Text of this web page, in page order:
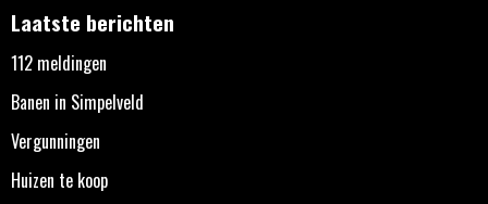
Laatste berichten
112 meldingen
Banen in Simpelveld
Vergunningen
Huizen te koop